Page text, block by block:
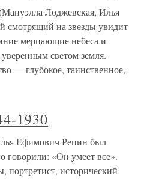
Лоджевская, Илья
смотрящий на звезды увидит
мерцающие небеса и
светом земля.
— глубокое, таинственное,
1930
Ефимович Репин был
говорили: «Он умеет все».
портретист, исторический